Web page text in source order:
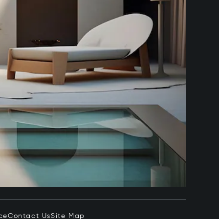
Contact UsSite Map